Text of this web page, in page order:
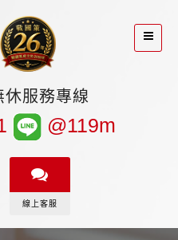
服務專線
@119m
線上客服